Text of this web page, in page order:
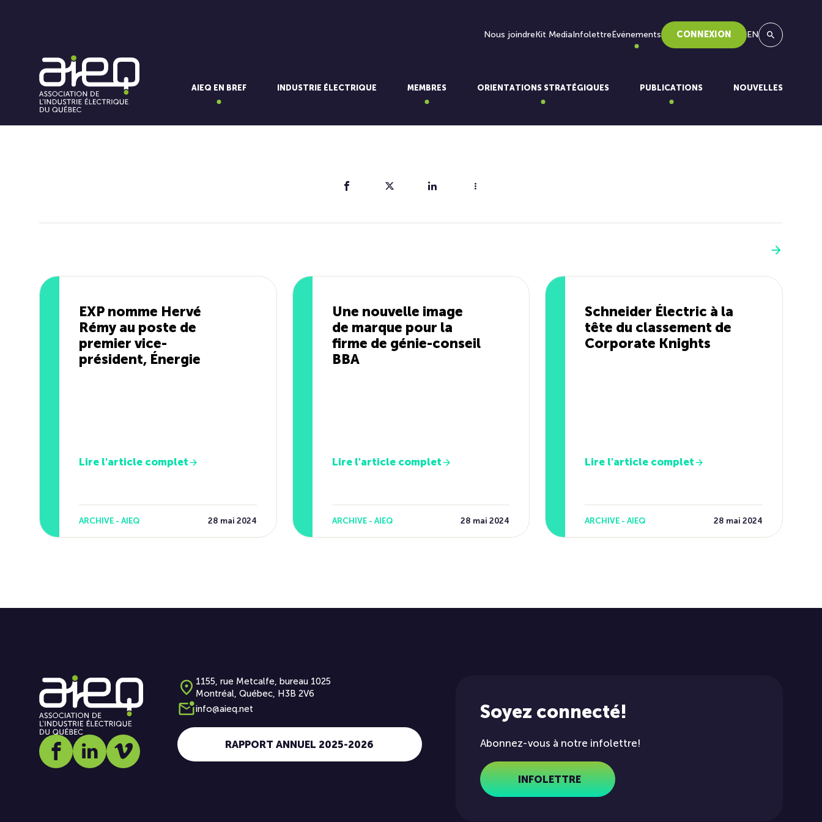
Nous joindreKit MediaInfolettreÉvénements CONNEXION EN
AIEQ EN BREF INDUSTRIE ÉLECTRIQUE MEMBRES ORIENTATIONS STRATÉGIQUES PUBLICATIONS NOUVELLES
EXP nomme Hervé
Rémy au poste de
premier vice-
président, Énergie
Lire l'article complet
ARCHIVE - AIEQ 28 mai 2024
Une nouvelle image
de marque pour la
firme de génie-conseil
BBA
Lire l'article complet
ARCHIVE - AIEQ 28 mai 2024
Schneider Électric à la
tête du classement de
Corporate Knights
Lire l'article complet
ARCHIVE - AIEQ 28 mai 2024
Social media link icon-facebook
Social media link icon-linkedin
Social media link icon-vimeo
1155, rue Metcalfe, bureau 1025
Montréal, Québec, H3B 2V6
info@aieq.net
RAPPORT ANNUEL 2025-2026
Soyez connecté!
Abonnez-vous à notre infolettre!
INFOLETTRE